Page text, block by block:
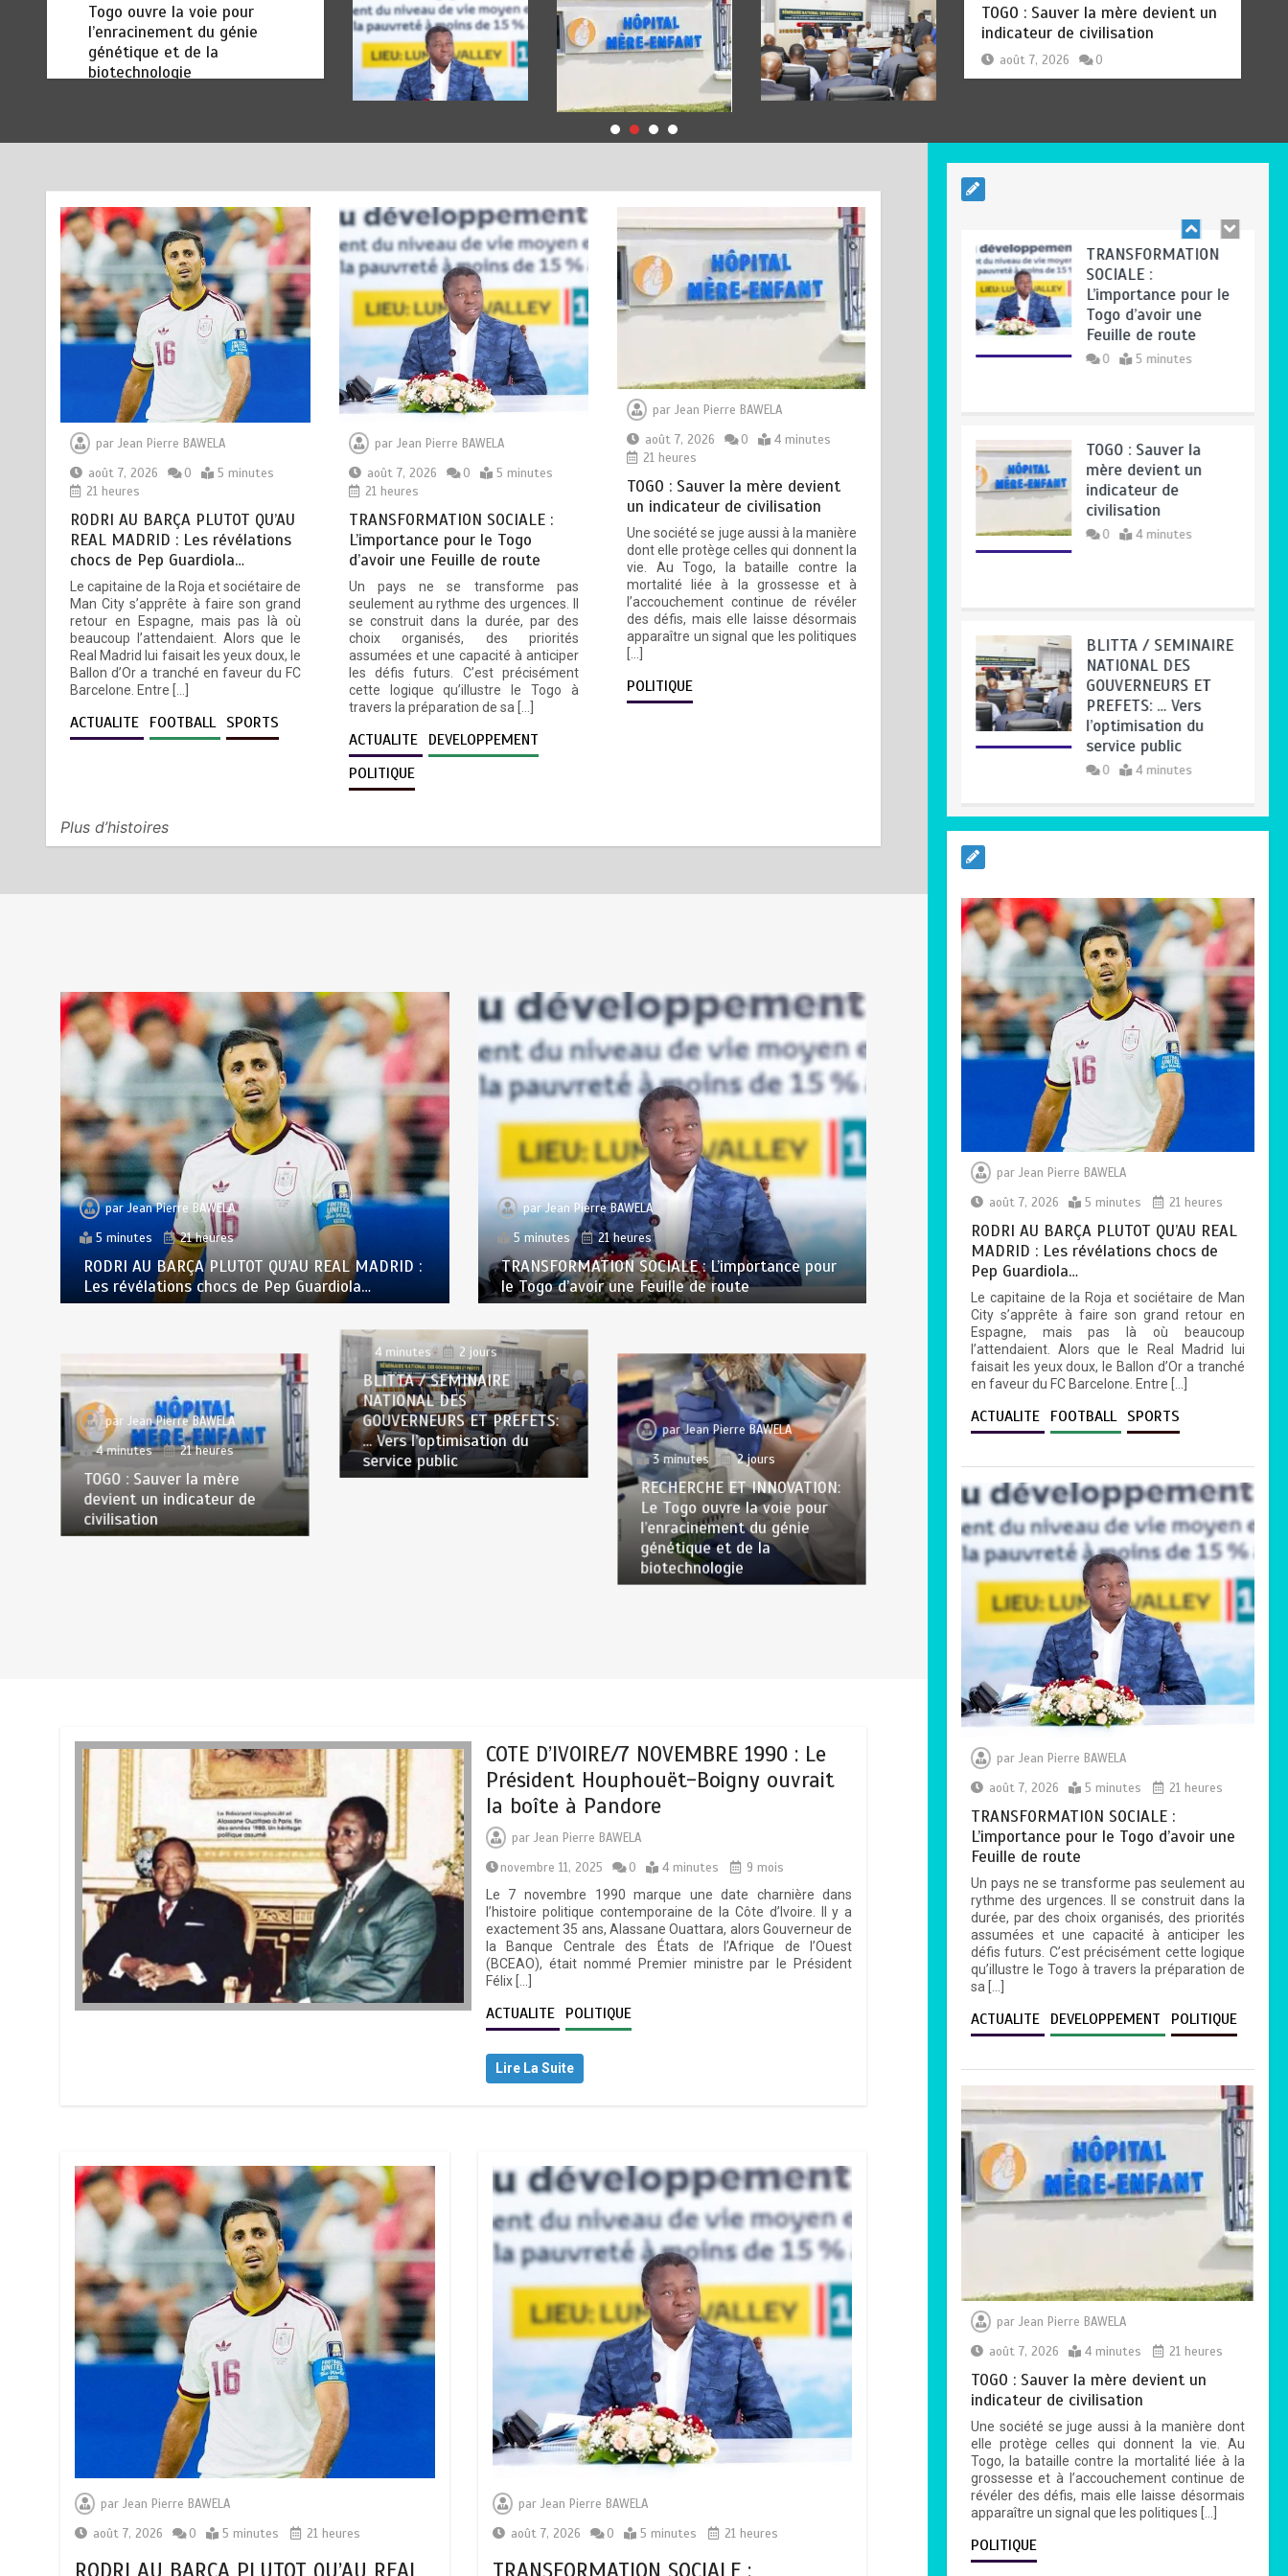
biotechnologie
août 6, 2026 3 minutes 2 jours
6
TOGO : Bon vent dans les
août 6, 2026 4 minutes 2 jours
1
RODRI AU BARÇA PLUTOT
QU’AU REAL MADRID : Les
révélations chocs de Pep
Guardiola…
août 7, 2026
5 minutes
21 heures
TRANSFORMATION SOCIALE :
L’importance pour le Togo
d’avoir une Feuille de route
août 7, 2026
5 minutes
21 heures
3
TOGO : Sauver la mère devient
un indicateur de civilisation
août 7, 2026
4 minutes
21 heures
4
BLITTA / SEMINAIRE
NATIONAL DES GOUVERNEURS
ET PREFETS: … Vers
l’optimisation du service public
août 6, 2026 4 minutes 2 jours
Togo ouvre la voie pour
l’enracinement du génie
RODRI AU BARÇA PLUTOT QU’AU
REAL MADRID : Les révélations
août 7, 2026 0
TRANSFORMATION SOCIALE :
L’importance pour le Togo d’avoir
une Feuille de route
août 7, 2026 0
parJean Pierre BAWELA
août 7, 2026
0
5 minutes
21 heures
RODRI AU BARÇA PLUTOT QU’AU
REAL MADRID : Les révélations
chocs de Pep Guardiola…
Le capitaine de la Roja et sociétaire de
Man City s’apprête à faire son grand
retour en Espagne, mais pas là où
beaucoup l’attendaient. Alors que le
Real Madrid lui faisait les yeux doux, le
Ballon d’Or a tranché en faveur du FC
Barcelone. Entre […]
ACTUALITE FOOTBALL SPORTS
par Jean Pierre BAWELA
août 7, 2026
0
5 minutes
21 heures
TRANSFORMATION SOCIALE :
L’importance pour le Togo
d’avoir une Feuille de route
Un pays ne se transforme pas
seulement au rythme des urgences. Il
se construit dans la durée, par des
choix organisés, des priorités
assumées et une capacité à anticiper
les défis futurs. C’est précisément
cette logique qu’illustre le Togo à
travers la préparation de sa […]
ACTUALITE DEVELOPPEMENT
POLITIQUE
par Jean Pierre BAWELA
août 7, 2026
0
4 minutes
21 heures
TOGO : Sauver la mère devient
un indicateur de civilisation
Une société se juge aussi à la manière
dont elle protège celles qui donnent la
vie. Au Togo, la bataille contre la
mortalité liée à la grossesse et à
l’accouchement continue de révéler
des défis, mais elle laisse désormais
apparaître un signal que les politiques
POLITIQUE
Plus d’histoires
parJean Pierre BAWELA
5 minutes
21 heures
RODRI AU BARÇA PLUTOT QU’AU REAL MADRID :
Les révélations chocs de Pep Guardiola…
parJean Pierre BAWELA
5 minutes
21 heures
TRANSFORMATION SOCIALE : L’importance pour
le Togo d’avoir une Feuille de route
parJean Pierre BAWELA
4 minutes
21 heures
TOGO : Sauver la mère
devient un indicateur de
civilisation
4 minutes
2 jours
BLITTA / SEMINAIRE
NATIONAL DES
GOUVERNEURS ET PREFETS:
… Vers l’optimisation du
service public
parJean Pierre BAWELA
3 minutes
2 jours
RECHERCHE ET INNOVATION:
Le Togo ouvre la voie pour
l’enracinement du génie
génétique et de la
biotechnologie
COTE D’IVOIRE/7 NOVEMBRE 1990 : Le
Président Houphouët-Boigny ouvrait
la boîte à Pandore
par Jean Pierre BAWELA
novembre 11, 2025
0 4 minutes
9 mois
Le 7 novembre 1990 marque une date charnière dans
l’histoire politique contemporaine de la Côte d’Ivoire. Il y a
exactement 35 ans, Alassane Ouattara, alors Gouverneur de
la Banque Centrale des États de l’Afrique de l’Ouest
(BCEAO), était nommé Premier ministre par le Président
Félix […]
ACTUALITE POLITIQUE
Lire La Suite
parJean Pierre BAWELA
août 7, 2026
0 5 minutes 21 heures
RODRI AU BARÇA PLUTOT QU’AU REAL
par Jean Pierre BAWELA
août 7, 2026
0 5 minutes 21 heures
TRANSFORMATION SOCIALE :
Pep Guardiola…
0 5 minutes
SOCIALE :
L’importance pour le
5 minutes
TOGO : Sauver la
mère devient un
indicateur de
BLITTA / SEMINAIRE
NATIONAL DES
0 4 minutes
RODRI AU BARÇA
PLUTOT QU’AU REAL
MADRID : Les
révélations chocs de
TRANSFORMATION
SOCIALE :
L’importance pour le
Togo d’avoir une
Feuille de route
0 5 minutes
TOGO : Sauver la
mère devient un
indicateur de
civilisation
par Jean Pierre BAWELA
août 7, 2026
5 minutes 21 heures
RODRI AU BARÇA PLUTOT QU’AU REAL
MADRID : Les révélations chocs de
Pep Guardiola…
Le capitaine de la Roja et sociétaire de Man
City s’apprête à faire son grand retour en
Espagne, mais pas là où beaucoup
l’attendaient. Alors que le Real Madrid lui
faisait les yeux doux, le Ballon d’Or a tranché
en faveur du FC Barcelone. Entre […]
ACTUALITE FOOTBALL SPORTS
par Jean Pierre BAWELA
août 7, 2026
5 minutes 21 heures
TRANSFORMATION SOCIALE :
L’importance pour le Togo d’avoir une
Feuille de route
Un pays ne se transforme pas seulement au
rythme des urgences. Il se construit dans la
durée, par des choix organisés, des priorités
assumées et une capacité à anticiper les
défis futurs. C’est précisément cette logique
qu’illustre le Togo à travers la préparation de
sa […]
ACTUALITE DEVELOPPEMENT POLITIQUE
par Jean Pierre BAWELA
août 7, 2026
4 minutes 21 heures
TOGO : Sauver la mère devient un
indicateur de civilisation
Une société se juge aussi à la manière dont
elle protège celles qui donnent la vie. Au
Togo, la bataille contre la mortalité liée à la
grossesse et à l’accouchement continue de
révéler des défis, mais elle laisse désormais
apparaître un signal que les politiques […]
POLITIQUE